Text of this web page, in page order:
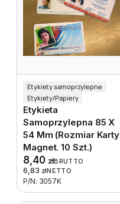
Etykiety samoprzylepne
Etykiety/Papiery
Etykieta
Samoprzylepna 85 X
54 Mm (rozmiar Karty
Magnet. 10 Szt.)
8,40 złBRUTTO
6,83 złNETTO
P/N: 3057K